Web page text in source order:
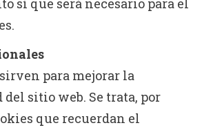
sí que será necesario para el
para mejorar la
sitio web. Se trata, por
que recuerdan el